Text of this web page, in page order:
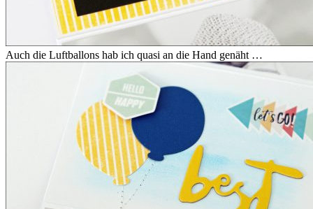
Auch die Luftballons hab ich quasi an die Hand genäht …